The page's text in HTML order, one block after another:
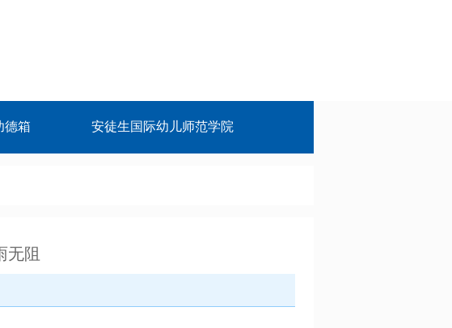
德箱 安徒生国际幼儿师范学院
无阻